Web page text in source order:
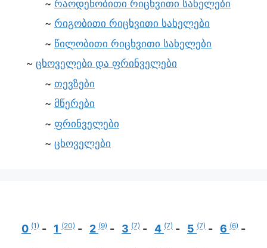
რაოდენობითი რიცხვითი სახელები
რიგობითი რიცხვითი სახელები
წილობითი რიცხვითი სახელები
ცხოველები და ფრინველები
თევზები
მწერები
ფრინველები
ცხოველები
0 (1) 1 (20) 2 (9) 3 (7) 4 (7) 5 (7) 6 (6)